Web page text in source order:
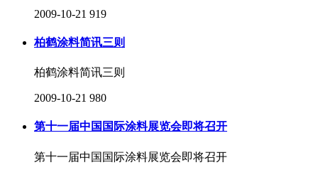
2009-10-21 919
柏鹤涂料简讯三则
柏鹤涂料简讯三则
2009-10-21 980
第十一届中国国际涂料展览会即将召开
第十一届中国国际涂料展览会即将召开